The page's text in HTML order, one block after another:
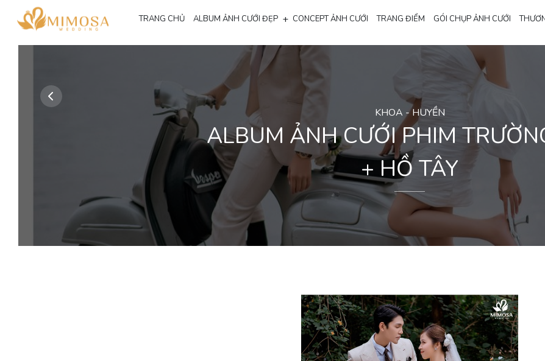
TRANG CHỦ ALBUM ẢNH CƯỚI ĐẸP + CONCEPT ẢNH CƯỚI TRANG ĐIỂM GÓI CHỤP ẢNH CƯỚI
KHOA - HUYỀN
ALBUM ẢNH CƯỚI PHIM
+ HỒ TÂY